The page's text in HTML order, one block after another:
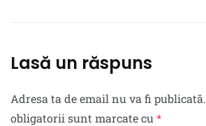
Lasă un răspuns
Adresa ta de email nu va fi publicată.
obligatorii sunt marcate cu *